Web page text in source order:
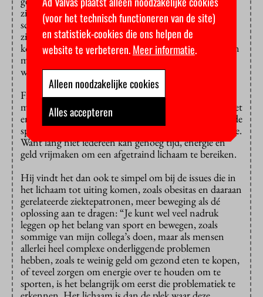
ziet men als je eigen verantwoordelijkheid. En daarin
schuilt ook het probleem. “Het lichaam is de meest
zichtbare uiting van hoe het met ons gaat, daarin
komen allerlei factoren tot uiting die te maken hebben
met onze sociaaleconomische status, gezondheid,
welbevinden en positie in de maatschappij.”
Fitness en andere vormen van sport hebben een
meritocratisch imago: dat het volledig aan je eigen inzet
en discipline ligt hoe succesvol je bent. Maar volgens de
sportfilosoof is dit een misleidende en elitaire ideologie.
Want lang niet iedereen kan genoeg tijd, energie en
geld vrijmaken om een afgetraind lichaam te bereiken.
Hij vindt het dan ook te simpel om bij de issues die in
het lichaam tot uiting komen, zoals obesitas en daaraan
gerelateerde ziektepatronen, meer beweging als dé
oplossing aan te dragen: “Je kunt wel veel nadruk
leggen op het belang van sport en bewegen, zoals
sommige van mijn collega’s doen, maar als mensen
allerlei heel complexe onderliggende problemen
hebben, zoals te weinig geld om gezond eten te kopen,
of teveel zorgen om energie over te houden om te
sporten, is het belangrijk om eerst die problematiek te
(voor het technisch functioneren van de site)
en statistiek-cookies die ons helpen de
website te verbeteren.Meer informatie.
Alleen noodzakelijke cookies
Alles accepteren